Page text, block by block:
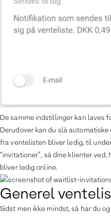
De samme indstillinger kan laves
Derudover kan du slå
fra ventelisten bliver ledig, til
“invitationer”, så dine klienter
bliver ledig online.
Generel
Sidst men ikke mindst, så har du